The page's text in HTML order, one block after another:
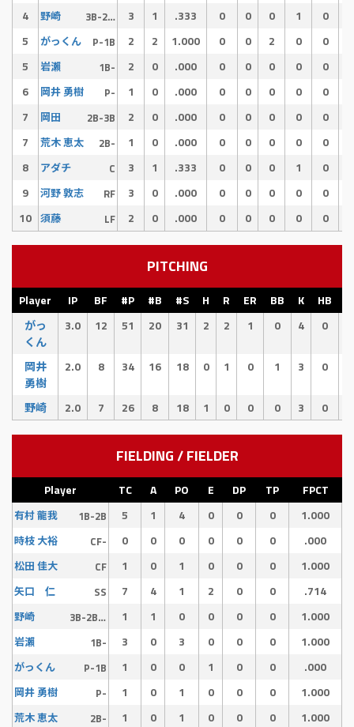
4
野崎 3B-2B-P 3 1 .333 0 0 0 1 0
5
がっくん P-1B 2 2 1.000 0 0 2 0 0
5
岩瀨 1B- 2 0 .000 0 0 0 0 0
6
岡井 勇樹 P- 1 0 .000 0 0 0 0 0
7
岡田 2B-3B 2 0 .000 0 0 0 0 0
7
荒木 恵太 2B- 1 0 .000 0 0 0 0 0
8
アダチ C 3 1 .333 0 0 0 1 0
9
河野 敦志 RF 3 0 .000 0 0 0 0 0
10 須藤 LF 2 0 .000 0 0 0 0 0
PITCHING
Player IP BF #P #B #S H R ER BB K HB
がっ
くん
3.0 12 51 20 31 2 2 1 0 4 0
岡井
勇樹
2.0 8 34 16 18 0 1 0 1 3 0
野崎 2.0 7 26 8 18 1 0 0 0 3 0
FIELDING / FIELDER
Player TC A PO E DP TP FPCT
有村 龍我 1B-2B 5 1 4 0 0 0 1.000
時枝 大裕 CF- 0 0 0 0 0 0 .000
松田 佳大 CF 1 0 1 0 0 0 1.000
矢口 仁 SS 7 4 1 2 0 0 .714
野崎 3B-2B-P 1 1 0 0 0 0 1.000
岩瀨 1B- 3 0 3 0 0 0 1.000
がっくん P-1B 1 0 0 1 0 0 .000
岡井 勇樹 P- 1 0 1 0 0 0 1.000
荒木 恵太 2B- 1 0 1 0 0 0 1.000